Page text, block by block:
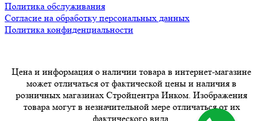
Политика обслуживания
Согласие на обработку персональных данных
Политика конфиденциальности
Цена и информация о наличии товара в интернет-магазине
может отличаться от фактической цены и наличия в
розничных магазинах Стройцентра Инком. Изображения
товара могут в незначительной мере отличаться от их
фактического вида.